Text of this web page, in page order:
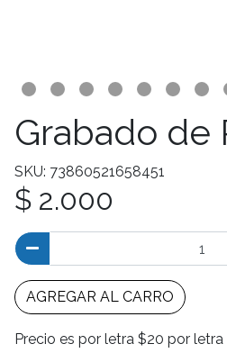
Grabado de
SKU: 73860521658451
$ 2.000
AGREGAR AL CARRO
Precio es por letra $20 por